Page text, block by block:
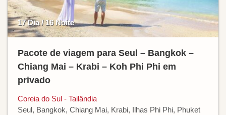
17 Dia / 16 Noite
Pacote de viagem para Seul – Bangkok –
Chiang Mai – Krabi – Koh Phi Phi em
privado
Coreia do Sul - Tailândia
Seul, Bangkok, Chiang Mai, Krabi, Ilhas Phi Phi, Phuket